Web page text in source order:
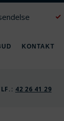
KONTAKT
42 26 41 29